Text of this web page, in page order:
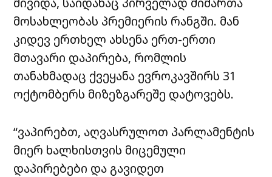
მოსახლეობას პრემიერის რანგში. მან
კიდევ ერთხელ ახსენა ერთ-ერთი
მთავარი დაპირება, რომლის
თანახმადაც ქვეყანა ევროკავშირს 31
ოქტომბერს მიზეზგარეშე დატოვებს.
“ვაპირებთ, აღვასრულოთ პარლამენტის
მიერ ხალხისთვის მიცემული
დაპირებები და გავიდეთ